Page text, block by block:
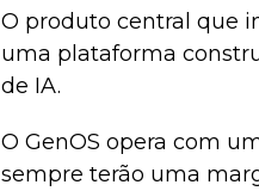
O produto central que
uma plataforma
de IA.
O GenOS opera com
sempre terão uma